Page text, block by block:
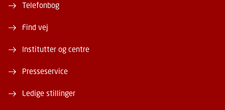
Telefonbog
Find vej
Institutter og centre
Presseservice
Ledige stillinger